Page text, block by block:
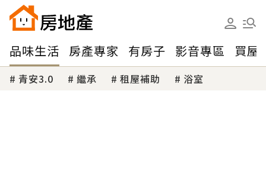
品味生活 房產專家 有房子 影音專區 買屋
青安3.0 繼承 租屋補助 浴室